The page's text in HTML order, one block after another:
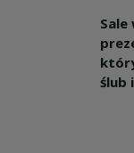
Sale
ślub